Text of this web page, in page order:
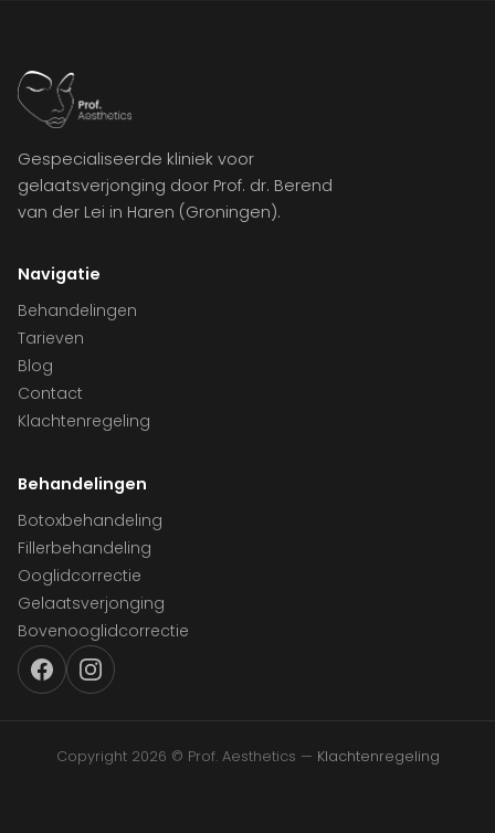
Gespecialiseerde kliniek voor
gelaatsverjonging door Prof. dr. Berend
van der Lei in Haren (Groningen).
Navigatie
Behandelingen
Tarieven
Blog
Contact
Klachtenregeling
Behandelingen
Botoxbehandeling
Fillerbehandeling
Ooglidcorrectie
Gelaatsverjonging
Bovenooglidcorrectie
Copyright 2026 © Prof. Aesthetics — Klachtenregeling